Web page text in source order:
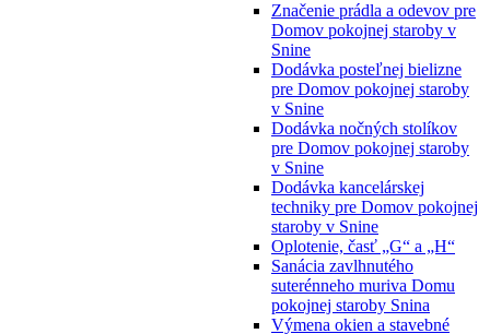
Značenie prádla a odevov pre
Domov pokojnej staroby v
Snine
Dodávka posteľnej bielizne
pre Domov pokojnej staroby
v Snine
Dodávka nočných stolíkov
pre Domov pokojnej staroby
v Snine
Dodávka kancelárskej
techniky pre Domov pokojnej
staroby v Snine
Oplotenie, časť „G“ a „H“
Sanácia zavlhnutého
suterénneho muriva Domu
pokojnej staroby Snina
Výmena okien a stavebné